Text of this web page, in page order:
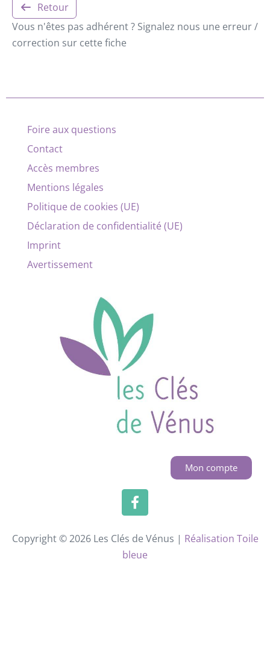
Retour
Vous n'êtes pas adhérent ? Signalez nous une erreur /
correction sur cette fiche
Foire aux questions
Contact
Accès membres
Mentions légales
Politique de cookies (UE)
Déclaration de confidentialité (UE)
Imprint
Avertissement
Mon compte
Copyright © 2026 Les Clés de Vénus | Réalisation Toile
bleue